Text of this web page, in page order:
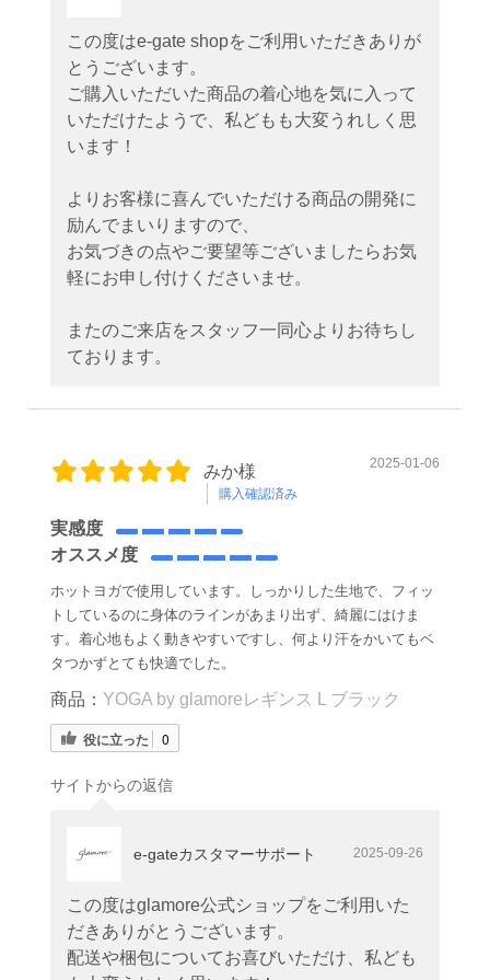
この度はe-gate shopをご利用いただきありが
とうございます。
ご購入いただいた商品の着心地を気に入って
いただけたようで、私どもも大変うれしく思
います！
よりお客様に喜んでいただける商品の開発に
励んでまいりますので、
お気づきの点やご要望等ございましたらお気
軽にお申し付けくださいませ。
またのご来店をスタッフ一同心よりお待ちし
ております。
みか様
購入確認済み
2025-01-06
実感度
オススメ度
ホットヨガで使用しています。しっかりした生地で、フィッ
トしているのに身体のラインがあまり出ず、綺麗にはけま
す。着心地もよく動きやすいですし、何より汗をかいてもベ
タつかずとても快適でした。
商品： YOGA by glamoreレギンス L ブラック
役に立った 0
サイトからの返信
e-gateカスタマーサポート 2025-09-26
この度はglamore公式ショップをご利用いた
だきありがとうございます。
配送や梱包についてお喜びいただけ、私ども